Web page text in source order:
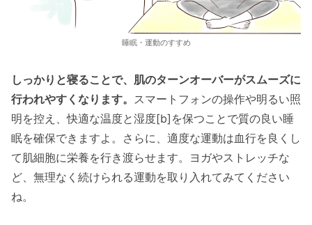
睡眠・運動のすすめ
しっかりと寝ることで、肌のターンオーバーがスムーズに
行われやすくなります。 スマートフォンの操作や明るい照
明を控え、快適な温度と湿度[b]を保つことで質の良い睡
眠を確保できますよ。さらに、適度な運動は血行を良くし
て肌細胞に栄養を行き渡らせます。ヨガやストレッチな
ど、無理なく続けられる運動を取り入れてみてください
ね。